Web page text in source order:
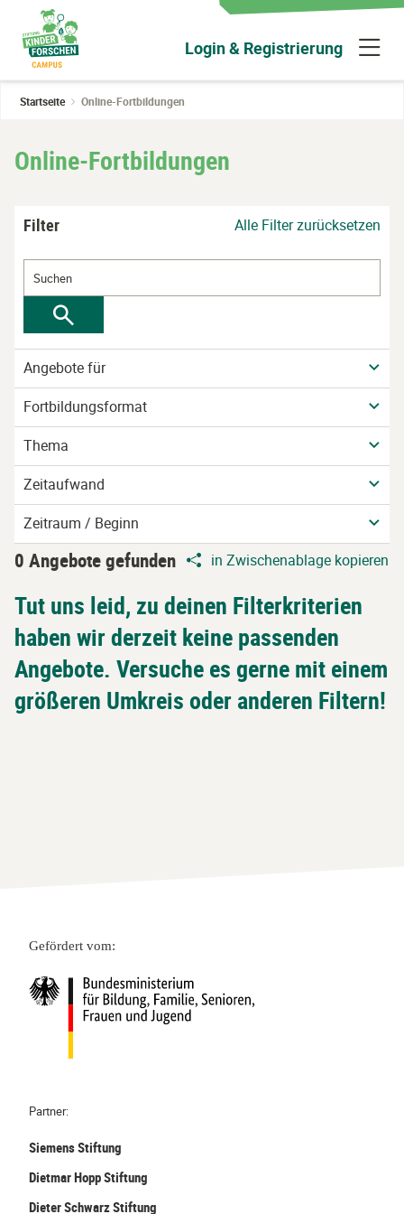
Hauptinhalt
wechseln
Login & Registrierung
Startseite Online-Fortbildungen
Online-Fortbildungen
Filter Alle Filter zurücksetzen
Angebote für
Fortbildungsformat
Thema
Zeitaufwand
Zeitraum / Beginn
0 Angebote gefunden in Zwischenablage kopieren
Tut uns leid, zu deinen Filterkriterien
haben wir derzeit keine passenden
Angebote. Versuche es gerne mit einem
größeren Umkreis oder anderen Filtern!
Gefördert vom:
Partner:
Siemens Stiftung
Dietmar Hopp Stiftung
Dieter Schwarz Stiftung